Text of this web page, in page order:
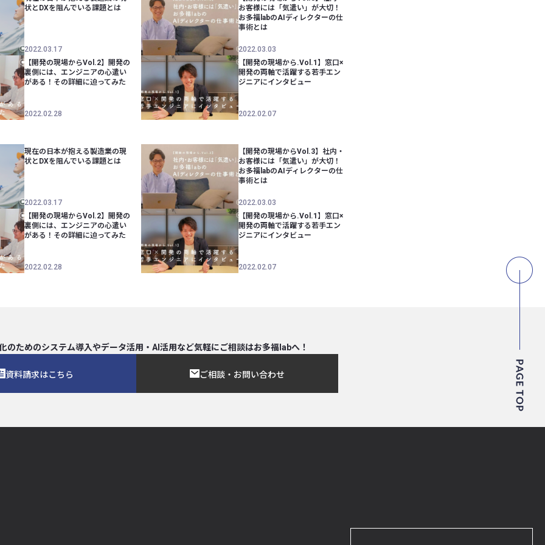
状とDXを阻んでいる課題とは
2022.03.17
お客様には「気遣い」が大切！
お多福labのAIディレクターの仕
事術とは
2022.03.03
【開発の現場からVol.2】開発の
裏側には、エンジニアの心遣い
がある！その詳細に迫ってみた
2022.02.28
【開発の現場から.Vol.1】窓口×
開発の両軸で活躍する若手エン
ジニアにインタビュー
2022.02.07
現在の日本が抱える製造業の現
状とDXを阻んでいる課題とは
2022.03.17
【開発の現場からVol.3】社内・
お客様には「気遣い」が大切！
お多福labのAIディレクターの仕
事術とは
2022.03.03
【開発の現場からVol.2】開発の
裏側には、エンジニアの心遣い
がある！その詳細に迫ってみた
2022.02.28
【開発の現場から.Vol.1】窓口×
開発の両軸で活躍する若手エン
ジニアにインタビュー
2022.02.07
のためのシステム導入やデータ活用・AI活用など気軽にご相談はお多福labへ！
資料請求はこちら ご相談・お問い合わせ